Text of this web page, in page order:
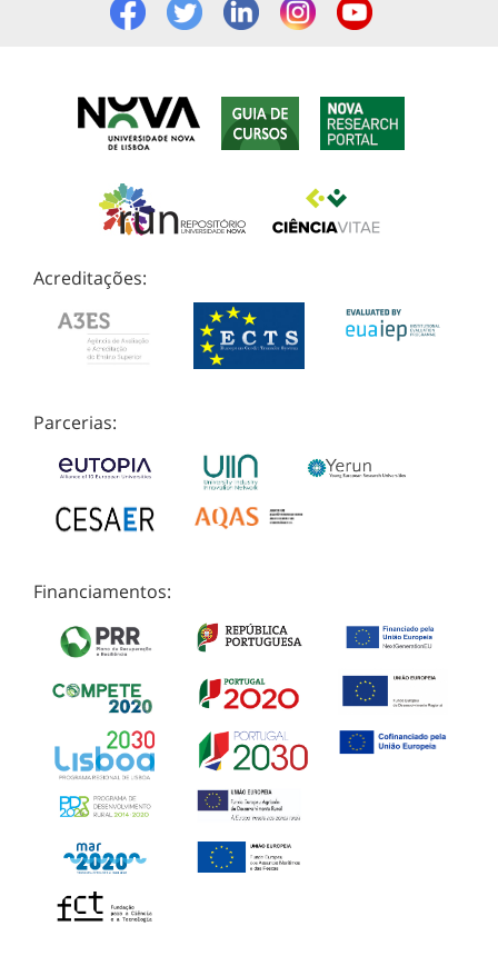
Acreditações:
Parcerias:
Financiamentos: